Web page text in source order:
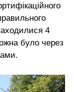
4
було через